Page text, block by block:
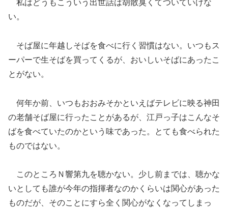
私はどうもこういう出世話は胡散臭くてついていけな
い。
そば屋に年越しそばを食べに行く習慣はない。いつもス
ーパーで生そばを買ってくるが、おいしいそばにあったこ
とがない。
何年か前、いつもおおみそかといえばテレビに映る神田
の老舗そば屋に行ったことがあるが、江戸っ子はこんなそ
ばを食べていたのかという味であった。とても食べられた
ものではない。
このところＮ響第九を聴かない。少し前までは、聴かな
いとしても誰が今年の指揮者なのかくらいは関心があった
ものだが、そのことにすら全く関心がなくなってしまっ